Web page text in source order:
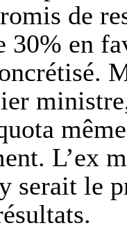
de
30% en
L’ex
serait le